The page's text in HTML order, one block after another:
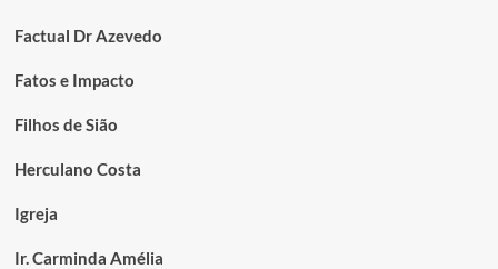
Factual Dr Azevedo
Fatos e Impacto
Filhos de Sião
Herculano Costa
Igreja
Ir. Carminda Amélia